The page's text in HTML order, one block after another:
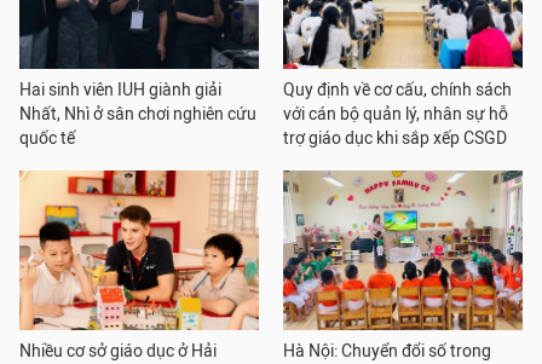
Hai sinh viên IUH giành giải
Nhất, Nhì ở sân chơi nghiên cứu
quốc tế
Quy định về cơ cấu, chính sách
với cán bộ quản lý, nhân sự hỗ
trợ giáo dục khi sắp xếp CSGD
Nhiều cơ sở giáo dục ở Hải
Hà Nội: Chuyển đổi số trong